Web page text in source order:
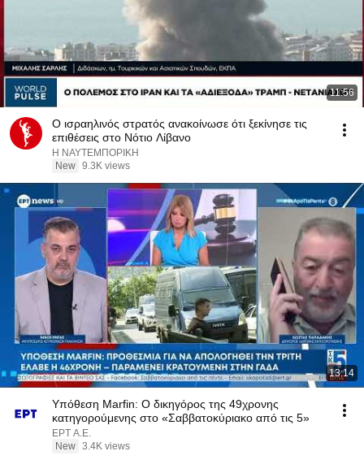
11:56
Ο ισραηλινός στρατός ανακοίνωσε ότι ξεκίνησε τις
επιθέσεις στο Νότιο Λίβανο
Η ΝΑΥΤΕΜΠΟΡΙΚΗ
New 9.3K views
13:14
Υπόθεση Marfin: Ο δικηγόρος της 49χρονης
κατηγορούμενης στο «Σαββατοκύριακο από τις 5»
ΕΡΤ Α.Ε.
New 3.4K views